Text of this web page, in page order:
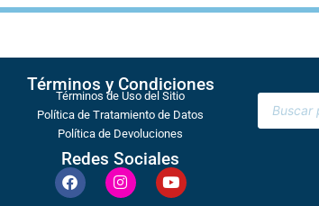
Términos y Condiciones
Términos de Uso del Sitio
Política de Tratamiento de Datos
Política de Devoluciones
Redes Sociales